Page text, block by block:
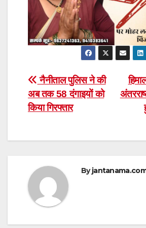
Post
navigation
नैनीताल पुलिस ने की
अब तक 58 दंगाइयों को
किया गिरफ्तार
By